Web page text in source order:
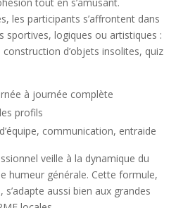
les participants s’affrontent dans
sportives, logiques ou artistiques :
d’objets insolites, quiz
à journée complète
profils
communication, entraide
veille à la dynamique du
humeur générale. Cette formule,
aussi bien aux grandes